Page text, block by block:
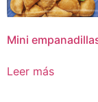
Mini
Leer más